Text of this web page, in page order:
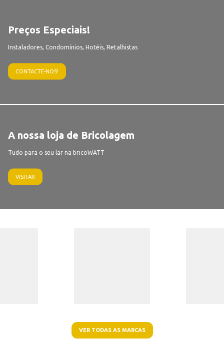
Preços Especiais!
Instaladores, Condomínios, Hotéis, Retalhistas
CONTACTE-NOS!
A nossa loja de Bricolagem
Tudo para o seu lar na bricoWATT
VISITAR
VER TODAS AS MARCAS